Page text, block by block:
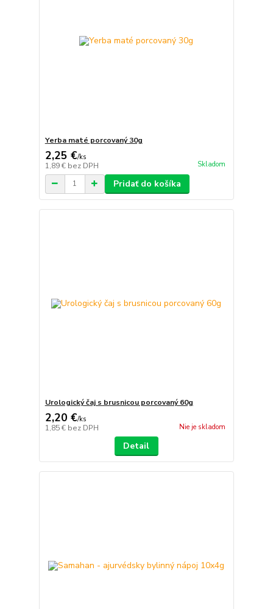
Yerba maté porcovaný 30g
2,25 €/ks
1,89 € bez DPH Skladom
Pridať do košíka
Urologický čaj s brusnicou porcovaný 60g
2,20 €/ks
1,85 € bez DPH Nie je skladom
Detail